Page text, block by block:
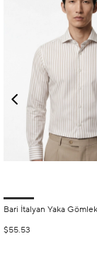
Bari İtalyan Yaka
$55.53